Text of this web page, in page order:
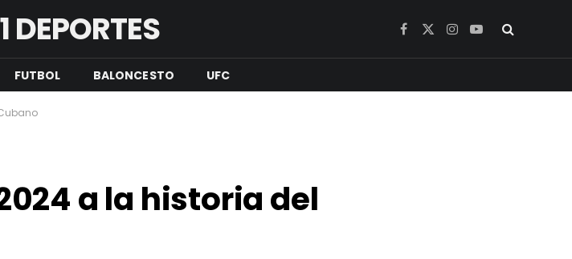
1 DEPORTES Facebook
X
Instagram
YouTube
FUTBOL BALONCESTO UFC
a la historia del